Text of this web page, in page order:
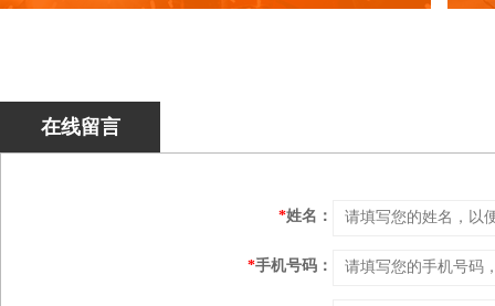
在线留言
*姓名：
*手机号码：